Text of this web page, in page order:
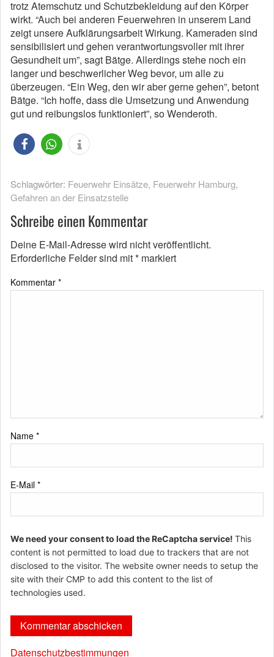
trotz Atemschutz und Schutzbekleidung auf den Körper
wirkt. “Auch bei anderen Feuerwehren in unserem Land
zeigt unsere Aufklärungsarbeit Wirkung. Kameraden sind
sensibilisiert und gehen verantwortungsvoller mit ihrer
Gesundheit um”, sagt Bätge. Allerdings stehe noch ein
langer und beschwerlicher Weg bevor, um alle zu
überzeugen. “Ein Weg, den wir aber gerne gehen”, betont
Bätge. “Ich hoffe, dass die Umsetzung und Anwendung
gut und reibungslos funktioniert”, so Wenderoth.
Schlagwörter: Feuerwehr Einsätze, Feuerwehr Hamburg,
Gefahren an der Einsatzstelle
Schreibe einen Kommentar
Deine E-Mail-Adresse wird nicht veröffentlicht.
Erforderliche Felder sind mit* markiert
Kommentar *
Name *
E-Mail *
We need your consent to load the ReCaptcha service! This
content is not permitted to load due to trackers that are not
disclosed to the visitor. The website owner needs to setup the
site with their CMP to add this content to the list of
technologies used.
Datenschutzbestimmungen